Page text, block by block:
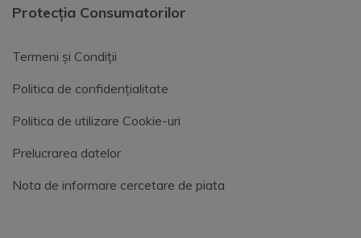
Protecția Consumatorilor
Termeni și Condiții
Politica de confidențialitate
Politica de utilizare Cookie-uri
Prelucrarea datelor
Nota de informare cercetare de piata